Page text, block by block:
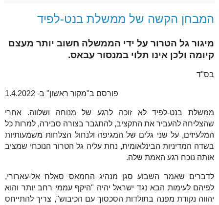
המבחן הקשה של ממשלת בנט-לפיד
מיגור גל הטרור על ידי הממשלה חשוב יותר מעצם
קיומה ולכן אינו תלוי במנסור עבאס.
בס"ד
פורסם ב"מקור ראשון" ב- 1.4.2022
ממשלת בנט-לפיד לא זוכה לרגע של מנוחה ושלווה. אחרי
שהצליחה להעביר את התקציב, להתגבר בצורה סבירה, למרות כל
המלעיזים, על שני גלים של המגיפה ולנחול הצלחות משמעותיות
בשדה המדיניות הבינלאומית, נחת עליה גל הטרור הנוכחי שמציב
אותה נוכח רגע האמת שלה.
לדברים שאמר השבוע סגן מנהיג החמאס סאלח אל-עארורי,
לפיהם לעימות הבא נגד ישראל יהיה "היקף עממי רחב יותר והוא
יהווה נקודת מפנה בתולדות הסכסוך עם הכיבוש", צריך להתייחס